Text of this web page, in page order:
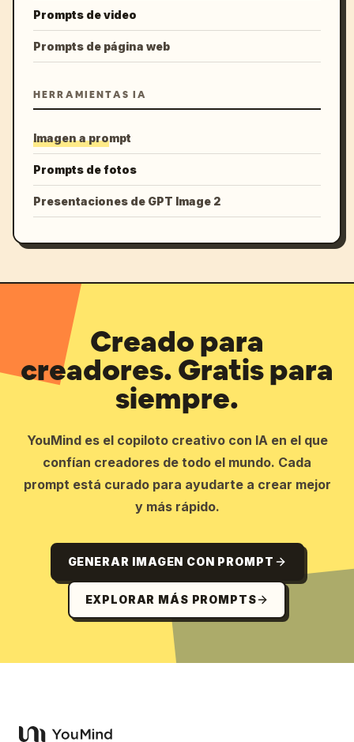
Prompts de video
Prompts de página web
HERRAMIENTAS IA
Imagen a prompt
Prompts de fotos
Presentaciones de GPT Image 2
Creado para
creadores. Gratis para
siempre.
YouMind es el copiloto creativo con IA en el que
confían creadores de todo el mundo. Cada
prompt está curado para ayudarte a crear mejor
y más rápido.
GENERAR IMAGEN CON PROMPT
EXPLORAR MÁS PROMPTS